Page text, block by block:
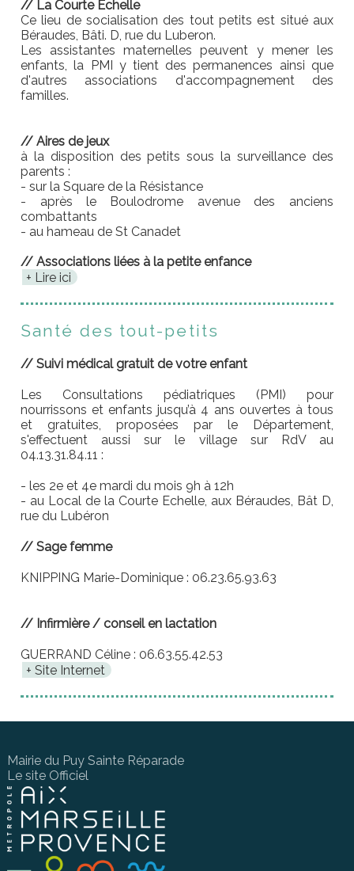
// La Courte Echelle
Ce lieu de socialisation des tout petits est situé aux
Béraudes, Bâti. D, rue du Luberon.
Les assistantes maternelles peuvent y mener les
enfants, la PMI y tient des permanences ainsi que
d'autres associations d'accompagnement des
familles.
// Aires de jeux
à la disposition des petits sous la surveillance des
parents :
- sur la Square de la Résistance
- après le Boulodrome avenue des anciens
combattants
- au hameau de St Canadet
// Associations liées à la petite enfance
Lire ici
Santé des tout-petits
// Suivi médical gratuit de votre enfant
Les Consultations pédiatriques (PMI) pour
nourrissons et enfants jusqu’à 4 ans ouvertes à tous
et gratuites, proposées par le Département,
s'effectuent aussi sur le village sur RdV au
04.13.31.84.11:
- les 2e et 4e mardi du mois 9h à 12h
- au Local de la Courte Echelle, aux Béraudes, Bât D,
rue du Lubéron
// Sage femme
KNIPPING Marie-Dominique : 06.23.65.93.63
// Infirmière / conseil en lactation
GUERRAND Céline : 06.63.55.42.53
Site Internet
Mairie du Puy Sainte Réparade
Le site Officiel